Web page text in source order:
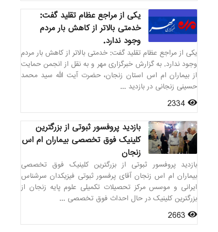
یکی از مراجع عظام تقلید گفت:
خدمتی بالاتر از کاهش بار مردم
وجود ندارد.
یکی از مراجع عظام تقلید گفت: خدمتی بالاتر از کاهش بار مردم
وجود ندارد. به گزارش خبرگزاری مهر و به نقل از انجمن حمایت
از بیماران ام اس استان زنجان، حضرت آیت الله سید محمد
حسینی زنجانی در بازدید ...
بازدید پروفسور ثبوتی از بزرگترین
کلینیک فوق تخصصی بیماران ام اس
زنجان
بازدید پروفسور ثبوتی از بزرگترین کلینیک فوق تخصصی
بیماران ام اس زنجان آقای پرفسور ثبوتی فیزیکدان سرشناس
ایرانی و موسس مرکز تحصیلات تکمیلی علوم پایه زنجان از
بزرگترین کلینیک در حال احداث فوق تخصصی ...